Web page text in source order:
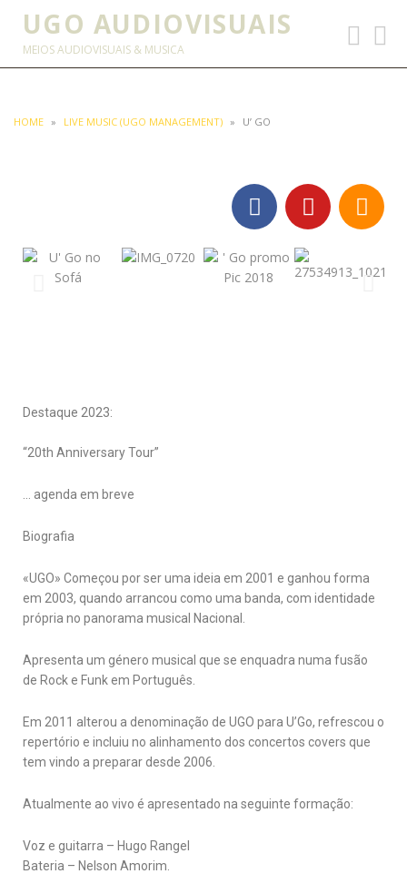
UGO AUDIOVISUAIS
MEIOS AUDIOVISUAIS & MUSICA
Toggle
navigation
HOME » LIVE MUSIC (UGO MANAGEMENT) » U’ GO
Destaque 2023:
“20th Anniversary Tour”
… agenda em breve
Biografia
«UGO» Começou por ser uma ideia em 2001 e ganhou forma
em 2003, quando arrancou como uma banda, com identidade
própria no panorama musical Nacional.
Apresenta um género musical que se enquadra numa fusão
de Rock e Funk em Português.
Em 2011 alterou a denominação de UGO para U’Go, refrescou o
repertório e incluiu no alinhamento dos concertos covers que
tem vindo a preparar desde 2006.
Atualmente ao vivo é apresentado na seguinte formação:
Voz e guitarra – Hugo Rangel
Bateria – Nelson Amorim.